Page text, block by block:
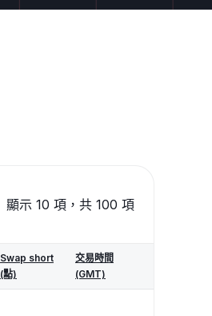
顯示 10 項，共 100 項
Swap short
(點)
交易時間
(GMT)